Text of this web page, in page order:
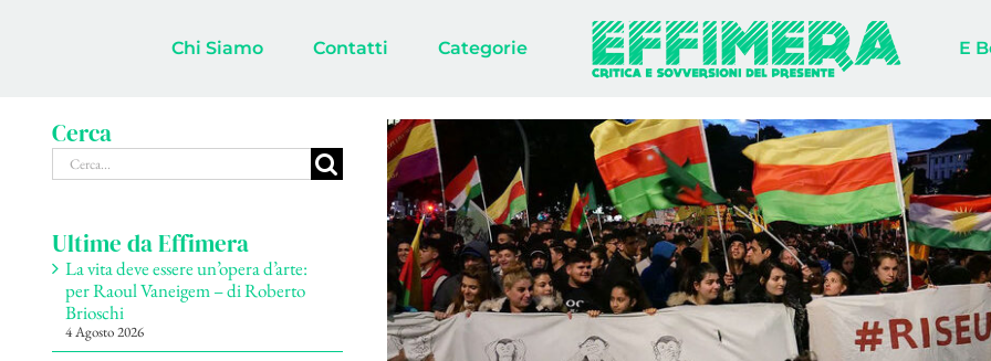
Chi Siamo Contatti Categorie E
Cerca
Cerca
per:
Ultime da Effimera
La vita deve essere un’opera d’arte:
per Raoul Vaneigem – di Roberto
Brioschi
4 Agosto 2026